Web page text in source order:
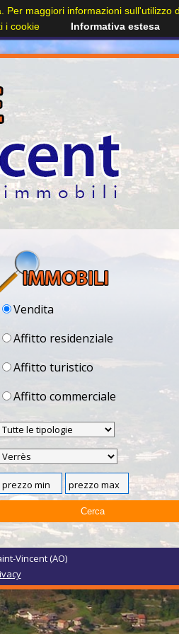
Vendita
Affitto residenziale
Affitto turistico
Affitto commerciale
Vincent (AO)
maggiori informazioni sull'utilizzo
i cookie
Informativa estesa